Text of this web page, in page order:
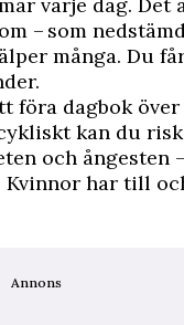
– som
många. Du
föra dagbok
kan du
och ångesten
Kvinnor har till
Annons